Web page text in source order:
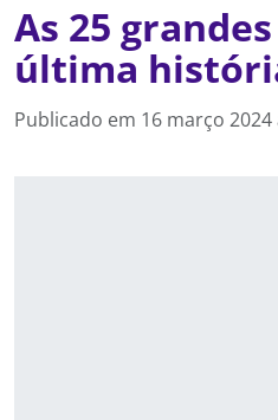
As 25
última
Publicado em 16 março 2024